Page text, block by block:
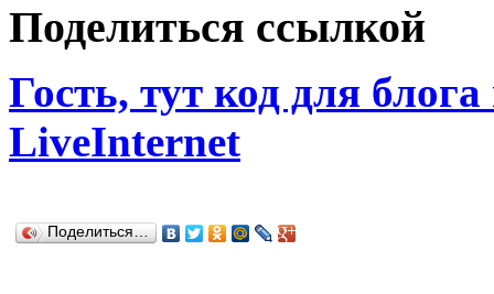
Поделиться ссылкой
Гость, тут код для
LiveInternet
Поделиться…